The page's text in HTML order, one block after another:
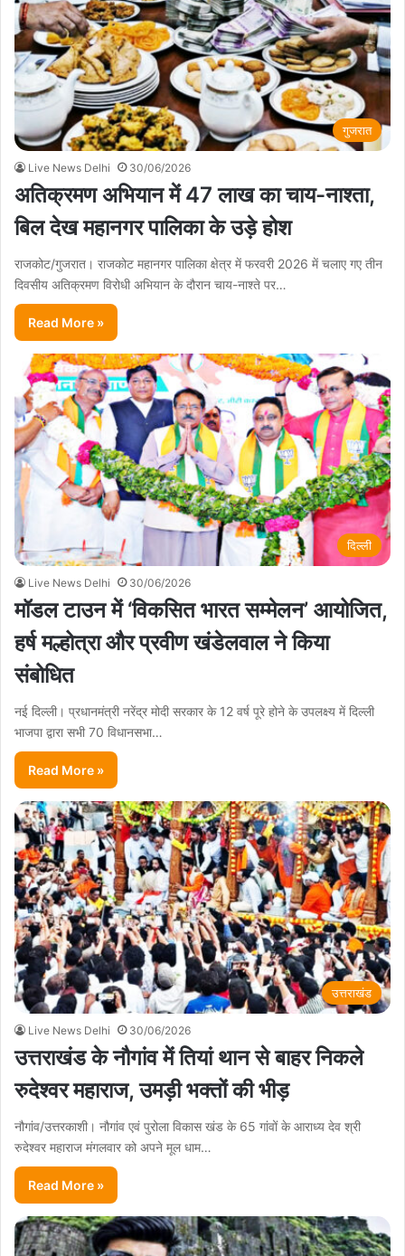
गुजरात
Live News Delhi 30/06/2026
अतिक्रमण अभियान में 47 लाख का चाय-नाश्ता,
बिल देख महानगर पालिका के उड़े होश
राजकोट/गुजरात। राजकोट महानगर पालिका क्षेत्र में फरवरी 2026 में चलाए गए तीन
दिवसीय अतिक्रमण विरोधी अभियान के दौरान चाय-नाश्ते पर…
Read More »
दिल्ली
Live News Delhi 30/06/2026
मॉडल टाउन में ‘विकसित भारत सम्मेलन’ आयोजित,
हर्ष मल्होत्रा और प्रवीण खंडेलवाल ने किया
संबोधित
नई दिल्ली। प्रधानमंत्री नरेंद्र मोदी सरकार के 12 वर्ष पूरे होने के उपलक्ष्य में दिल्ली
भाजपा द्वारा सभी 70 विधानसभा…
Read More »
उत्तराखंड
Live News Delhi 30/06/2026
उत्तराखंड के नौगांव में तियां थान से बाहर निकले
रुदेश्वर महाराज, उमड़ी भक्तों की भीड़
नौगांव/उत्तरकाशी। नौगांव एवं पुरोला विकास खंड के 65 गांवों के आराध्य देव श्री
रुदेश्वर महाराज मंगलवार को अपने मूल धाम…
Read More »